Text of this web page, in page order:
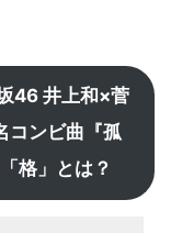
46 井上和×菅
コンビ曲『孤
格」とは？